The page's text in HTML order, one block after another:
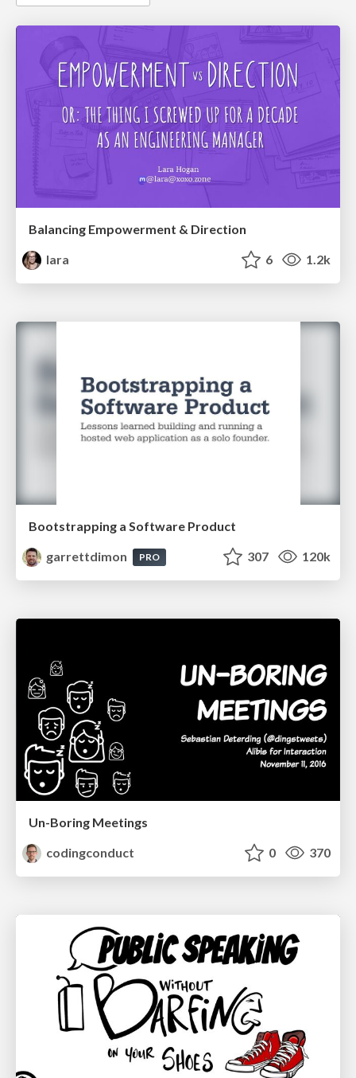
Balancing Empowerment & Direction
lara
6 1.2k
Bootstrapping a Software Product
garrettdimon
PRO 307 120k
Un-Boring Meetings
codingconduct
0 370